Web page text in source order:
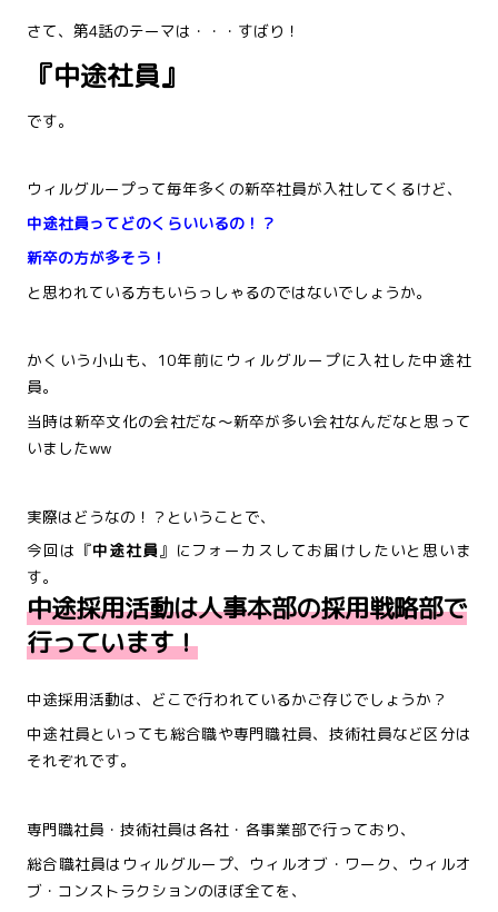
さて、第4話のテーマは・・・すばり！
『中途社員』
です。
ウィルグループって毎年多くの新卒社員が入社してくるけど、
中途社員ってどのくらいいるの！？
新卒の方が多そう！
と思われている方もいらっしゃるのではないでしょうか。
かくいう小山も、10年前にウィルグループに入社した中途社
員。
当時は新卒文化の会社だな～新卒が多い会社なんだなと思って
いましたww
実際はどうなの！？ということで、
今回は『中途社員』にフォーカスしてお届けしたいと思いま
す。
中途採用活動は人事本部の採用戦略部で
行っています！
中途採用活動は、どこで行われているかご存じでしょうか？
中途社員といっても総合職や専門職社員、技術社員など区分は
それぞれです。
専門職社員・技術社員は各社・各事業部で行っており、
総合職社員はウィルグループ、ウィルオブ・ワーク、ウィルオ
ブ・コンストラクションのほぼ全てを、